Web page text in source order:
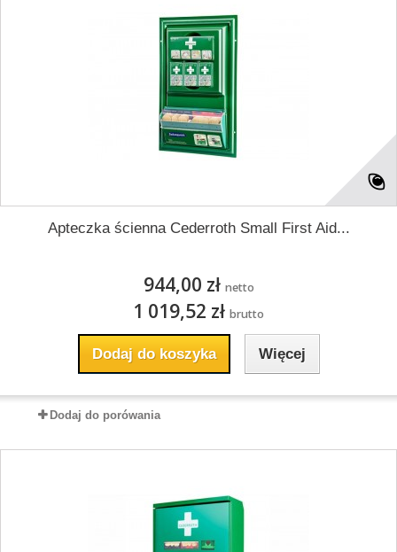
Apteczka ścienna Cederroth Small First Aid...
944,00 zł netto
1 019,52 zł brutto
Dodaj do koszyka Więcej
Dodaj do porówania